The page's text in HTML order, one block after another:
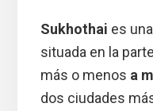
Sukhothai es una
situada en la
más o menos a
dos ciudades